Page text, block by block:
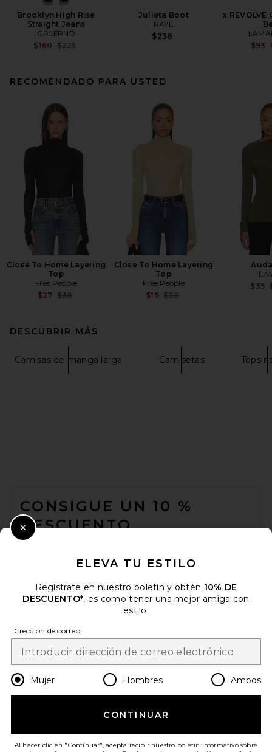
Brooklyn High Rise
Straight Jeans
GRLFRND
$160 Previous price:
$225
Julieta Boot
RAYE
$238
x
$93
RECOMENDADO PARA USTED
Close To Home Layering
Top
Free People
$27 Previous price:
$38
Close To Home Layering
Top
Free People
$16 Previous price:
$38
$35
DESCUBRIR MÁS
Camisas de manga larga Camisetas Tops
CONSIGUE UN 10 %
DESCUENTO
electrónico. Puede retirarse en cualquier momento.
Email Address
Change Country Regions
es USD
¡AYÚDANOS A MEJORAR!
ELEVA TU ESTILO
Regístrate en nuestro boletín y obtén 10% DE
DESCUENTO*, es como tener una mejor amiga con
estilo.
Dirección de correo
Mujer Hombres Ambos
CONTINUAR
Al hacer clic en "Continuar", acepta recibir nuestro boletín informativo sobre
Close Modal